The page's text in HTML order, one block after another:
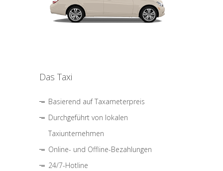
Das Taxi
Basierend auf Taxameterpreis
Durchgeführt von lokalen
Taxiunternehmen
Online- und Offline-Bezahlungen
24/7-Hotline